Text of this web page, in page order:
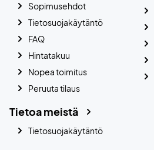
Sopimusehdot
Tietosuojakäytäntö
FAQ
Hintatakuu
Nopea toimitus
Peruuta tilaus
Tietoa meistä
Tietosuojakäytäntö